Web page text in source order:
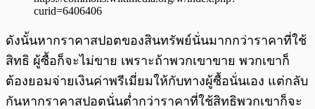
ดังนั้นหากราคาสปอตของสินทรัพย์นั่นมากกว่าราคาที่ใช้
สิทธิ ผู้ซื้อก็จะไม่ขาย เพราะถ้าพวกเขาขาย พวกเขาก็
ต้องยอมจ่ายเงินค่าพรีเมี่ยมให้กับทางผู้ซื้อนั่นเอง แต่กลับ
กันหากราคาสปอตนั่นต่ำกว่าราคาที่ใช้สิทธิพวกเขาก็จะ